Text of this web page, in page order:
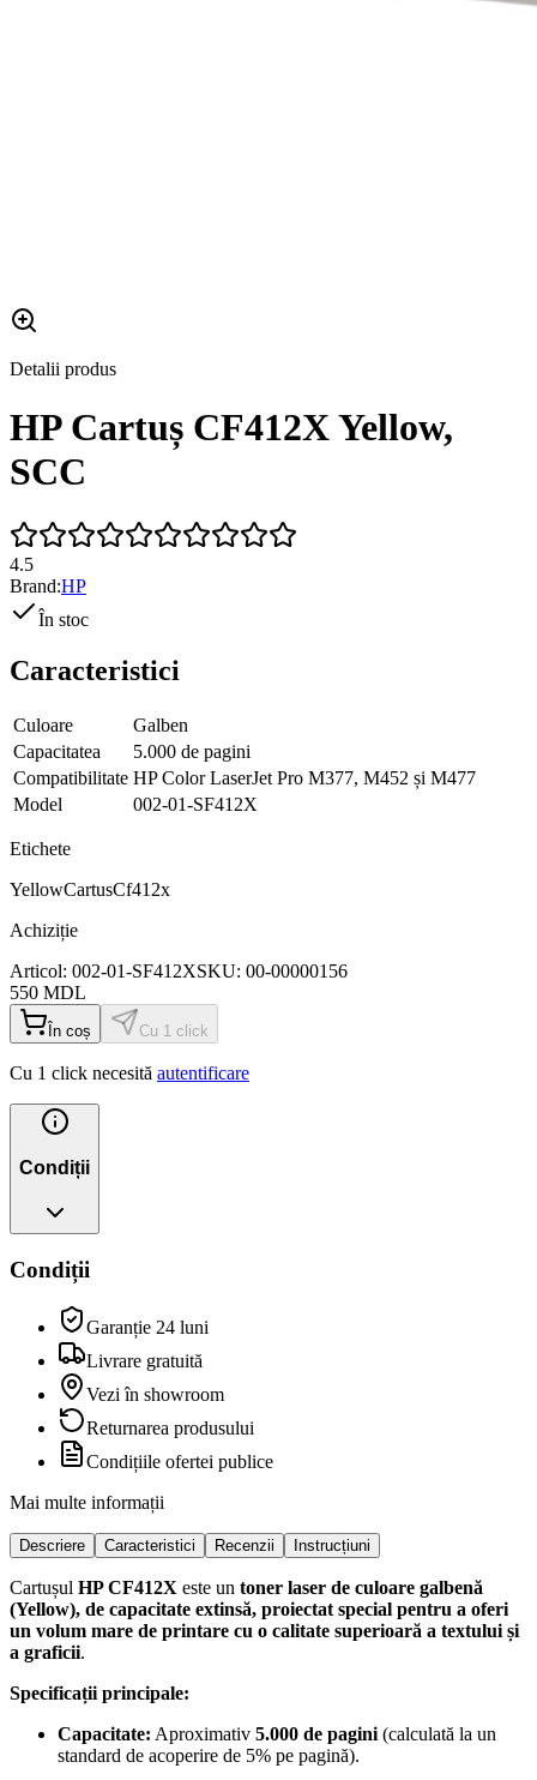
Detalii produs
HP Cartuș CF412X Yellow,
SCC
4.5
Brand:HP
În stoc
Caracteristici
Culoare
Galben
Capacitatea
5.000 de pagini
Compatibilitate HP Color LaserJet Pro M377, M452 și M477
Model
002-01-SF412X
Etichete
YellowCartusCf412x
Achiziție
Articol: 002-01-SF412XSKU: 00-00000156
550 MDL
În coș Cu 1 click
Cu 1 click necesită autentificare
Condiții
Condiții
Garanție 24 luni
Livrare gratuită
Vezi în showroom
Returnarea produsului
Condițiile ofertei publice
Mai multe informații
Descriere Caracteristici Recenzii Instrucțiuni
Cartușul HP CF412X este un toner laser de culoare galbenă
(Yellow), de capacitate extinsă, proiectat special pentru a oferi
un volum mare de printare cu o calitate superioară a textului și
a graficii.
Specificații principale:
Capacitate: Aproximativ 5.000 de pagini (calculată la un
standard de acoperire de 5% pe pagină).